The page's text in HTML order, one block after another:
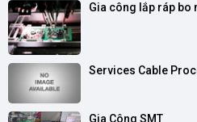
Gia công lắp ráp bo
Services Cable
Gia Công SMT